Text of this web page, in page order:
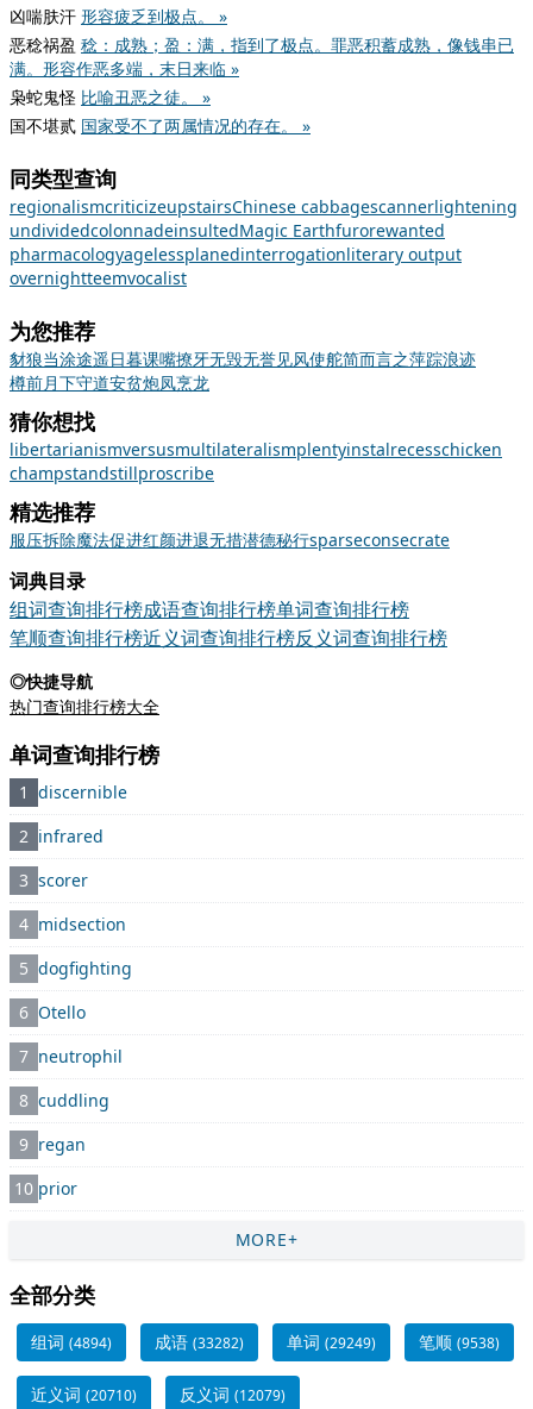
凶喘肤汗 形容疲乏到极点。 »
恶稔祸盈 稔：成熟；盈：满，指到了极点。罪恶积蓄成熟，像钱串已
满。形容作恶多端，末日来临 »
枭蛇鬼怪 比喻丑恶之徒。 »
国不堪贰 国家受不了两属情况的存在。 »
同类型查询
regionalismcriticizeupstairsChinese cabbagescannerlightening
undividedcolonnadeinsultedMagic Earthfurorewanted
pharmacologyagelessplanedinterrogationliterary output
overnightteemvocalist
为您推荐
豺狼当涂途遥日暮课嘴撩牙无毁无誉见风使舵简而言之萍踪浪迹
樽前月下守道安贫炮凤烹龙
猜你想找
libertarianismversusmultilateralismplentyinstalrecesschicken
champstandstillproscribe
精选推荐
服压拆除魔法促进红颜进退无措潜德秘行sparseconsecrate
词典目录
组词查询排行榜成语查询排行榜单词查询排行榜
笔顺查询排行榜近义词查询排行榜反义词查询排行榜
◎快捷导航
热门查询排行榜大全
单词查询排行榜
1 discernible
2 infrared
3 scorer
4 midsection
5 dogfighting
6 Otello
7 neutrophil
8 cuddling
9 regan
10 prior
MORE+
全部分类
组词 (4894) 成语 (33282) 单词 (29249) 笔顺 (9538)
近义词 (20710) 反义词 (12079)